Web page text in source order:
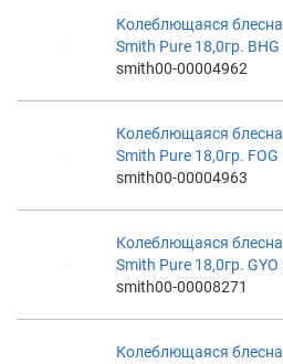
Колеблющаяся блесна
Smith Pure 18,0гр. BHG
smith00-00004962
Колеблющаяся блесна
Smith Pure 18,0гр. FOG
smith00-00004963
Колеблющаяся блесна
Smith Pure 18,0гр. GYO
smith00-00008271
Колеблющаяся блесна